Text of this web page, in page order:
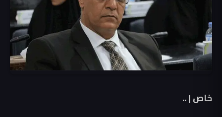
خاص | ..